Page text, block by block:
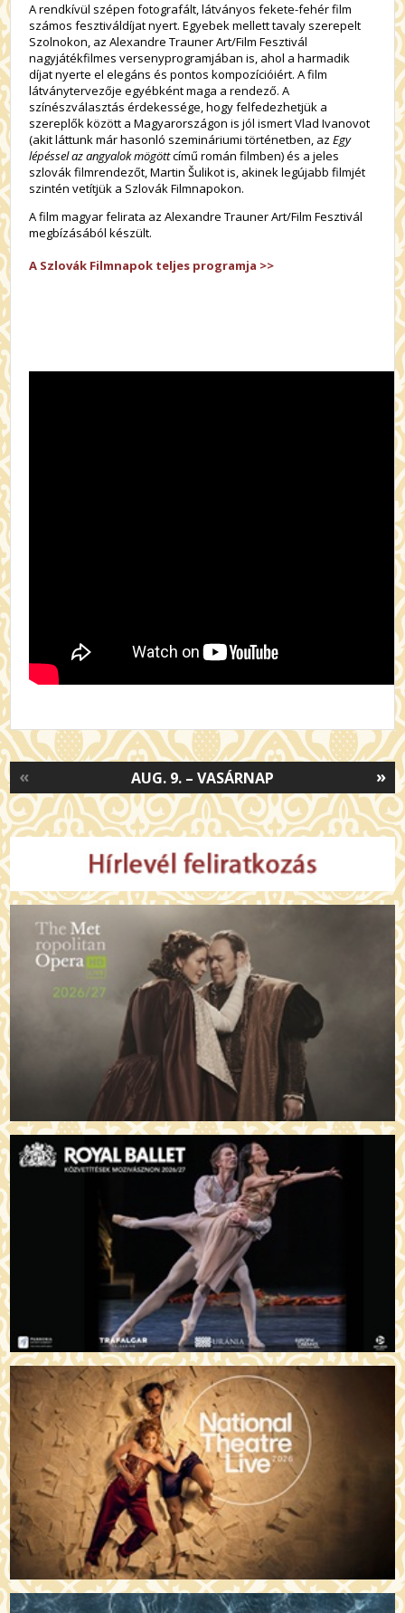
A rendkívül szépen fotografált, látványos fekete-fehér film
számos fesztiváldíjat nyert. Egyebek mellett tavaly szerepelt
Szolnokon, az Alexandre Trauner Art/Film Fesztivál
nagyjátékfilmes versenyprogramjában is, ahol a harmadik
díjat nyerte el elegáns és pontos kompozícióiért. A film
látványtervezője egyébként maga a rendező. A
színészválasztás érdekessége, hogy felfedezhetjük a
szereplők között a Magyarországon is jól ismert Vlad Ivanovot
(akit láttunk már hasonló szemináriumi történetben, azEgy
lépéssel az angyalok mögöttcímű román filmben) és a jeles
szlovák filmrendezőt, Martin Šulikot is, akinek legújabb filmjét
szintén vetítjük a Szlovák Filmnapokon.
A film magyar felirata az Alexandre Trauner Art/Film Fesztivál
megbízásából készült.
A Szlovák Filmnapok teljes programja >>
»
AUG. 9. – VASÁRNAP
«